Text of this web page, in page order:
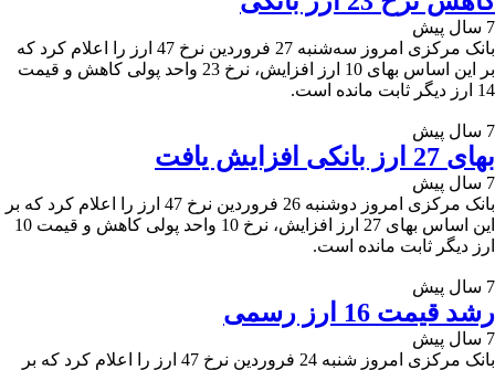
7 سال پیش
بانک مرکزی امروز سه‌شنبه 27 فروردین نرخ 47 ارز را اعلام کرد که
بر این اساس بهای 10 ارز افزایش، نرخ 23 واحد پولی کاهش و قیمت
14 ارز دیگر ثابت مانده است.
7 سال پیش
بهای 27 ارز بانکی افزایش یافت
7 سال پیش
بانک مرکزی امروز دوشنبه 26 فروردین نرخ 47 ارز را اعلام کرد که بر
این اساس بهای 27 ارز افزایش، نرخ 10 واحد پولی کاهش و قیمت 10
ارز دیگر ثابت مانده است.
7 سال پیش
رشد قیمت 16 ارز رسمی
7 سال پیش
بانک مرکزی امروز شنبه 24 فروردین نرخ 47 ارز را اعلام کرد که بر